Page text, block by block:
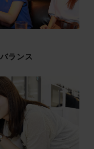
ランス